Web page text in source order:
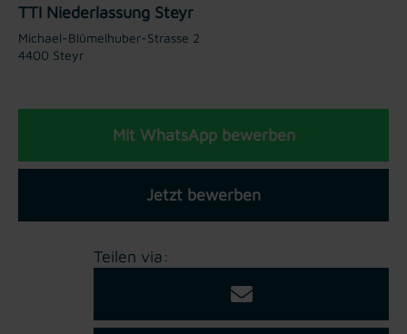
TTI Niederlassung Steyr
Michael-Blümelhuber-Strasse 2
4400 Steyr
Mit WhatsApp bewerben
Jetzt bewerben
Teilen via: